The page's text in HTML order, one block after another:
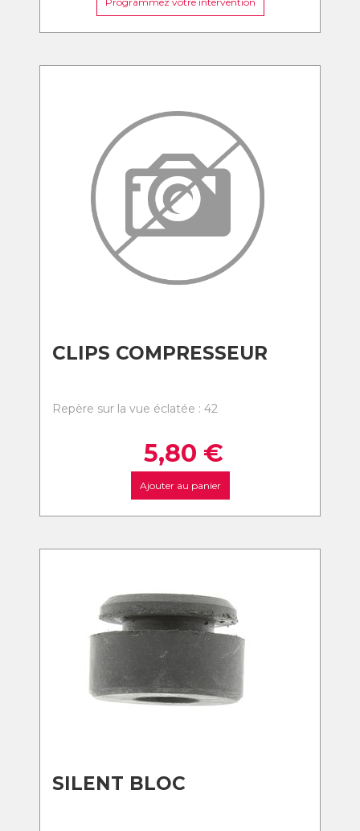
CLIPS COMPRESSEUR
Repère sur la vue éclatée : 42
5,80 €
Ajouter au panier
SILENT BLOC